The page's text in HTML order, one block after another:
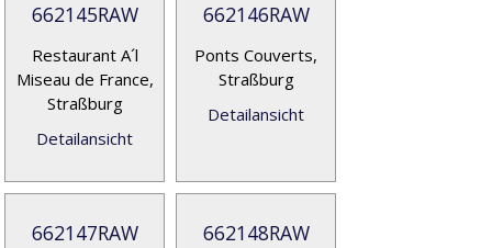
662145RAW
Restaurant A´l
Miseau de France,
Straßburg
Detailansicht
662146RAW
Ponts Couverts,
Straßburg
Detailansicht
662147RAW 662148RAW